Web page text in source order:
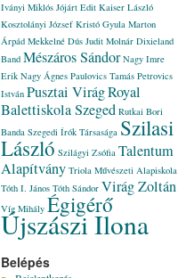
Iványi Miklós Jójárt Edit Kaiser László
Kosztolányi József Kristó Gyula Marton
Árpád Mekkelné Dús Judit Molnár Dixieland
Band Mészáros Sándor Nagy Imre
Erik Nagy Ágnes Paulovics Tamás Petrovics
István Pusztai VirágRoyal
Balettiskola Szeged Rutkai Bori
Banda Szegedi Írók Társasága Szilasi
László Szilágyi Zsófia Talentum
Alapítvány Triola Művészeti Alapiskola
Tóth I. János Tóth Sándor Virág Zoltán
Víg Mihály Égigérő
Újszászi Ilona
Belépés